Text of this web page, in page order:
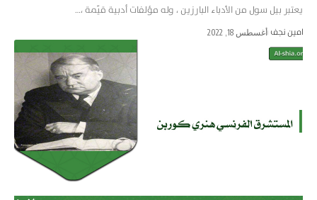
يعتبر بيل سول من الأدباء البارزين ، وله مؤلفات أدبية قيّمة ،…
امین نجف أغسطس 18, 2022